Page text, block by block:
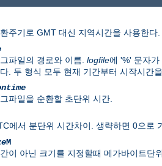
주기로 GMT 대신 지역시간을 사용한
파일의 경로와 이름. logfile에 '%' 문자가
. 두 형식 모두 현재 기간부터 시작시간
파일을 순환할 초단위 시간.
에서 분단위 시간차이. 생략하면 0으로
M
이 아닌 크기를 지정할때 메가바이트단